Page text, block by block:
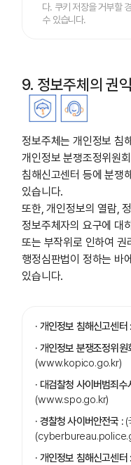
다. 쿠키 저장을 거부할
수 있습니다.
9. 정보주체의 권
정보주체는 개인정보 침
개인정보 분쟁조정위원
침해신고센터 등에 분쟁
있습니다.
또한, 개인정보의 열람,
정보주체자의 요구에 대
또는 부작위로 인하여 권
행정심판법이 정하는 바
있습니다.
· 개인정보 침해신고센터 :
· 개인정보 분쟁조정위원
(www.kopico.go.kr)
· 대검찰청 사이버범죄수
(www.spo.go.kr)
· 경찰청 사이버안전국 : (
· 개인정보 침해신고센터 :